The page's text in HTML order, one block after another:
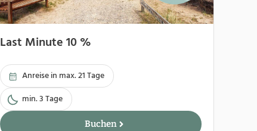
Last Minute 10 %
Anreise in max. 21 Tage
min. 3 Tage
Buchen